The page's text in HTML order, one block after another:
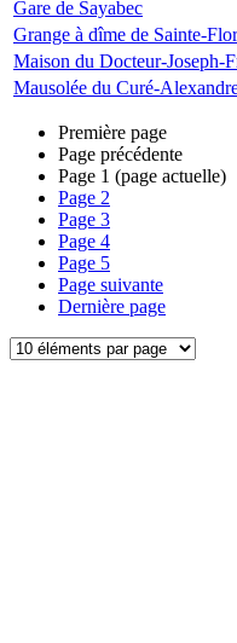
Gare de Sayabec
Grange à dîme de Sainte-
Maison du Docteur-Joseph-
Mausolée du Curé-
Première page
Page précédente
Page 1 (page actuelle)
Page 2
Page 3
Page 4
Page 5
Page suivante
Dernière page